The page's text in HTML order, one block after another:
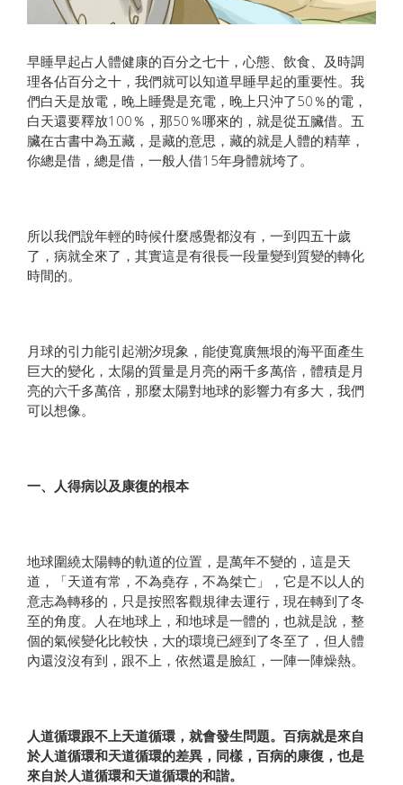
早睡早起占人體健康的百分之七十，心態、飲食、及時調
理各佔百分之十，我們就可以知道早睡早起的重要性。我
們白天是放電，晚上睡覺是充電，晚上只沖了50％的電，
白天還要釋放100％，那50％哪來的，就是從五臟借。五
臟在古書中為五藏，是藏的意思，藏的就是人體的精華，
你總是借，總是借，一般人借15年身體就垮了。
所以我們說年輕的時候什麼感覺都沒有，一到四五十歲
了，病就全來了，其實這是有很長一段量變到質變的轉化
時間的。
月球的引力能引起潮汐現象，能使寬廣無垠的海平面產生
巨大的變化，太陽的質量是月亮的兩千多萬倍，體積是月
亮的六千多萬倍，那麼太陽對地球的影響力有多大，我們
可以想像。
一、人得病以及康復的根本
地球圍繞太陽轉的軌道的位置，是萬年不變的，這是天
道，「天道有常，不為堯存，不為桀亡」，它是不以人的
意志為轉移的，只是按照客觀規律去運行，現在轉到了冬
至的角度。人在地球上，和地球是一體的，也就是說，整
個的氣候變化比較快，大的環境已經到了冬至了，但人體
內還沒沒有到，跟不上，依然還是臉紅，一陣一陣燥熱。
人道循環跟不上天道循環，就會發生問題。百病就是來自
於人道循環和天道循環的差異，同樣，百病的康復，也是
來自於人道循環和天道循環的和諧。